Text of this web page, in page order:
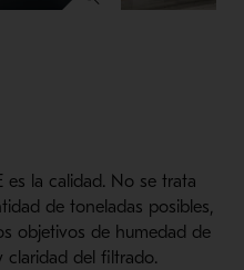
es la calidad. No se trata
de toneladas posibles,
objetivos de humedad de
claridad del filtrado.